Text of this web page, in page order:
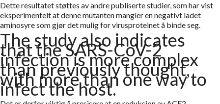
Dette resultatet støttes av andre publiserte studier, som har vist
eksperimentelt at denne mutanten mangler en negativt ladet
aminosyre som gjør det mulig for virusproteinet å binde seg.
The study also indicates
that the SARS-CoV-2
infection is more complex
than previously thought,
with more than one way to
infect the host.